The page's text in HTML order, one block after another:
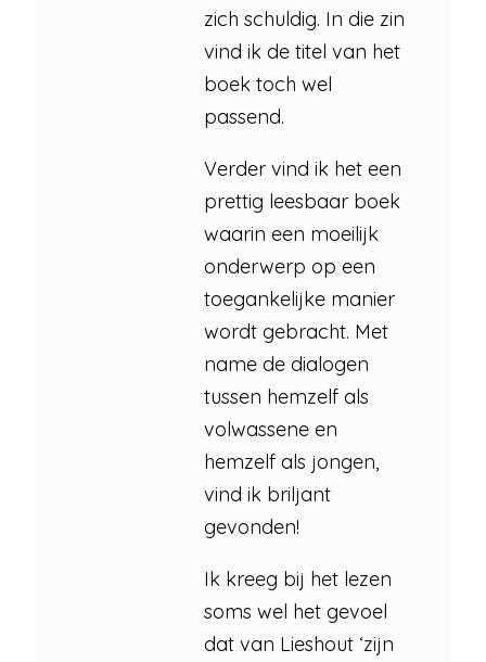
zich schuldig. In die zin
vind ik de titel van het
boek toch wel
passend.
Verder vind ik het een
prettig leesbaar boek
waarin een moeilijk
onderwerp op een
toegankelijke manier
wordt gebracht. Met
name de dialogen
tussen hemzelf als
volwassene en
hemzelf als jongen,
vind ik briljant
gevonden!
Ik kreeg bij het lezen
soms wel het gevoel
dat van Lieshout ‘zijn